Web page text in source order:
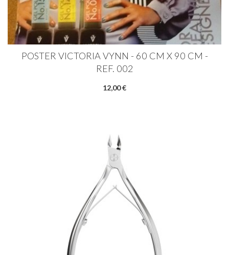
POSTER VICTORIA VYNN - 60 CM X 90 CM -
REF. 002
12,00 €